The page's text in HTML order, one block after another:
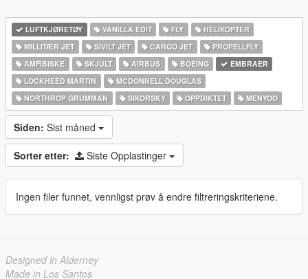
LUFTKJØRETØY VANILLA EDIT FLY
HELIKOPTER
MILLITÆR JET
SIVILT JET CARGO JET
PROPELLFLY
AMFIBISKE
SKJULT AIRBUS BOEING
EMBRAER
LOCKHEED MARTIN
MCDONNELL DOUGLAS
NORTHROP GRUMMAN
SIKORSKY OPPDIKTET MENYOO
Siden: Sist måned
Sorter etter: Siste Opplastinger
Ingen filer funnet, vennligst prøv å endre filtreringskriteriene.
Designed in Alderney
Made in Los Santos